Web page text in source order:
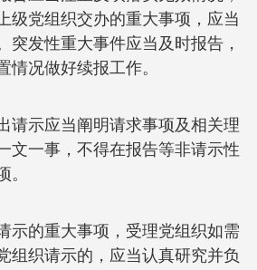
级党组织交办的重大事项，应当
突发性重大事件应当及时报告，
情况做好续报工作。
示应当阐明请求事项及相关理
文一事，不得在报告等非请示性
。
示的重大事项，受理党组织如需
组织请示的，应当认真研究并负